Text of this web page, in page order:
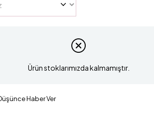
Ürün stoklarımızda kalmamıştır.
Haber Ver